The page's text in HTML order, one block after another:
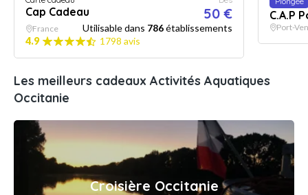
Cap Cadeau 50 €
France Utilisable dans 786établissements
4.9
1798 avis
C.A.P
Port-
Les meilleurs cadeaux Activités Aquatiques
Occitanie
Croisière Occitanie